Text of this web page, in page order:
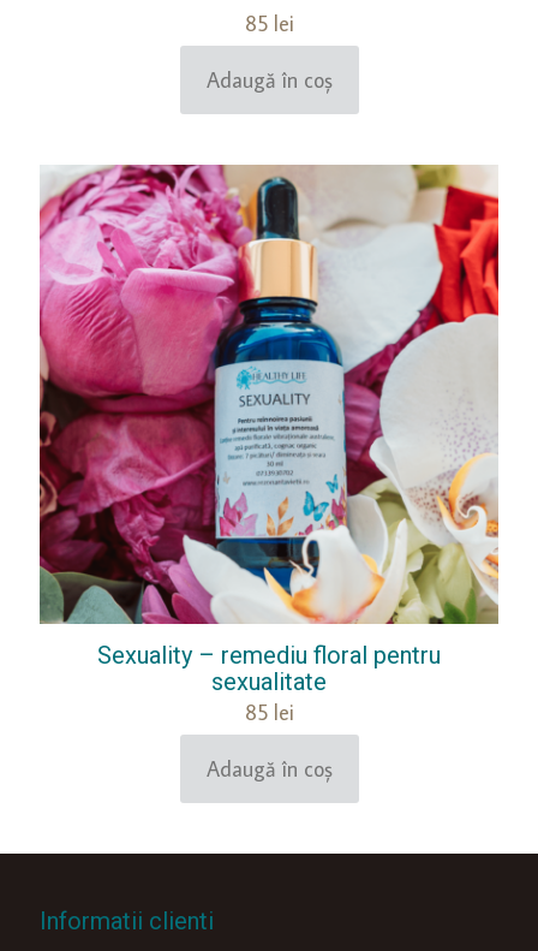
Evaluat la
5.00
din 5
85 lei
Adaugă în coș
Sexuality – remediu floral pentru
sexualitate
85 lei
Adaugă în coș
Informatii clienti